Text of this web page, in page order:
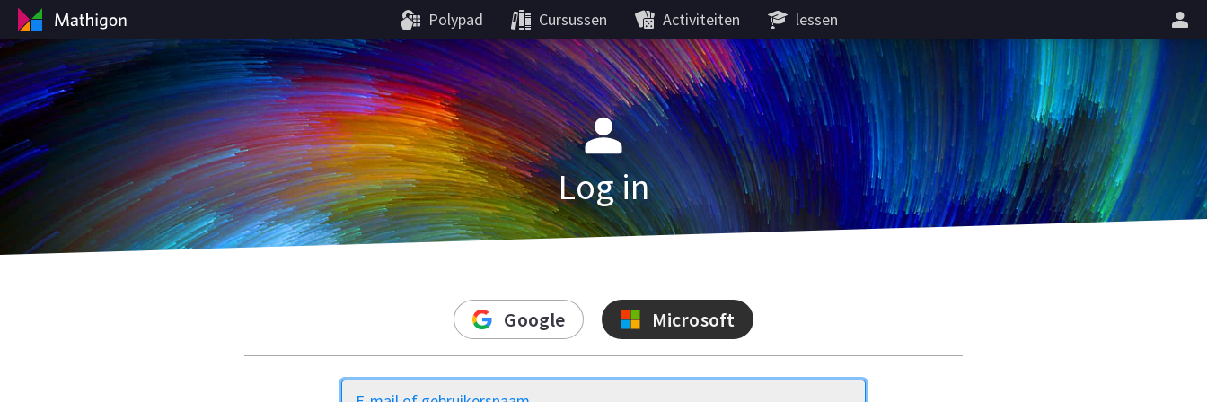
Polypad Cursussen Activiteiten lessen
Log in
Google Microsoft